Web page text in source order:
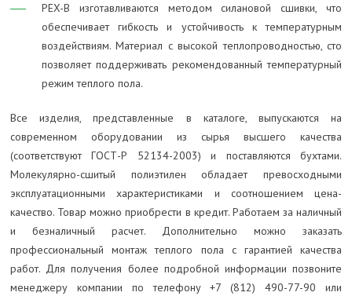
PEX-B изготавливаются методом силановой сшивки, что
обеспечивает гибкость и устойчивость к температурным
воздействиям. Материал с высокой теплопроводностью, сто
позволяет поддерживать рекомендованный температурный
режим теплого пола.
Все изделия, представленные в каталоге, выпускаются на
современном оборудовании из сырья высшего качества
(соответствуют ГОСТ-Р 52134-2003) и поставляются бухтами.
Молекулярно-сшитый полиэтилен обладает превосходными
эксплуатационными характеристиками и соотношением цена-
качество. Товар можно приобрести в кредит. Работаем за наличный
и безналичный расчет. Дополнительно можно заказать
профессиональный монтаж теплого пола с гарантией качества
работ. Для получения более подробной информации позвоните
менеджеру компании по телефону +7 (812) 490-77-90 или